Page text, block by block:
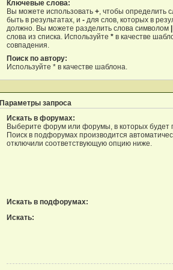
Ключевые слова:
Вы можете использовать +, чтобы определить
быть в результатах, и -для слов, которых в
должно. Вы можете разделить слова символом |
слова из списка. Используйте *в качестве
совпадения.
Поиск по автору:
Используйте * в качестве шаблона.
Параметры запроса
Искать в форумах:
Выберите форум или форумы, в которых будет
Поиск в подфорумах производится
отключили соответствующую опцию ниже.
Искать в подфорумах:
Искать: